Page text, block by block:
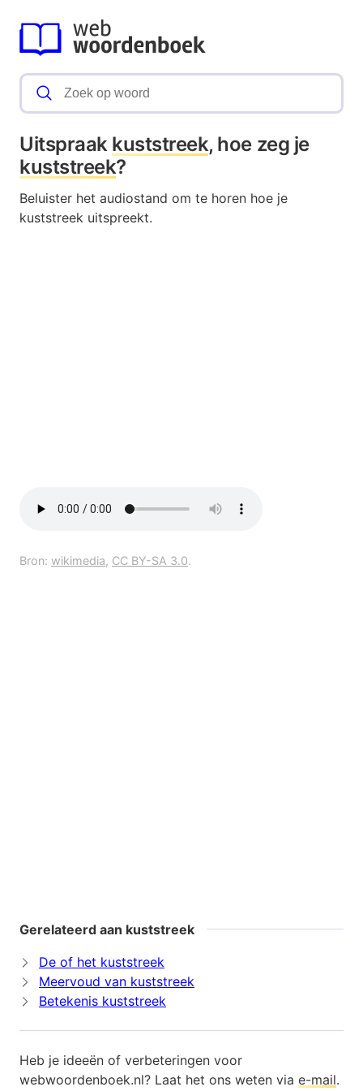
Uitspraak kuststreek, hoe zeg je
kuststreek?
Beluister het audiostand om te horen hoe je
kuststreek uitspreekt.
Bron: wikimedia, CC BY-SA 3.0.
Gerelateerd aan kuststreek
De of het kuststreek
Meervoud van kuststreek
Betekenis kuststreek
Heb je ideeën of verbeteringen voor
webwoordenboek.nl? Laat het ons weten via e-mail.